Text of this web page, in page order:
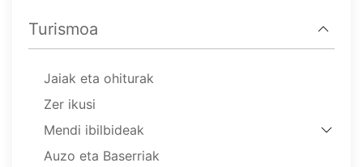
Turismoa
Jaiak eta ohiturak
Zer ikusi
Mendi ibilbideak
Auzo eta Baserriak